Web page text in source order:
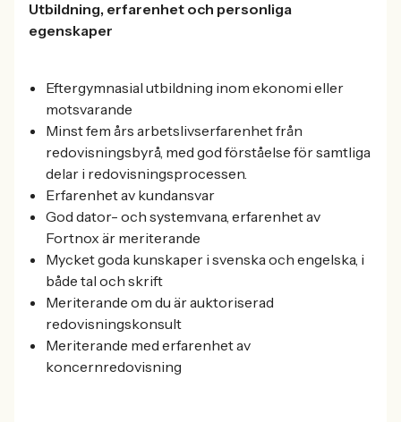
Utbildning, erfarenhet och personliga
egenskaper
Eftergymnasial utbildning inom ekonomi eller
motsvarande
Minst fem års arbetslivserfarenhet från
redovisningsbyrå, med god förståelse för samtliga
delar i redovisningsprocessen.
Erfarenhet av kundansvar
God dator- och systemvana, erfarenhet av
Fortnox är meriterande
Mycket goda kunskaper i svenska och engelska, i
både tal och skrift
Meriterande om du är auktoriserad
redovisningskonsult
Meriterande med erfarenhet av
koncernredovisning